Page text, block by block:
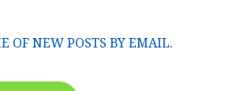
OF NEW POSTS BY EMAIL.